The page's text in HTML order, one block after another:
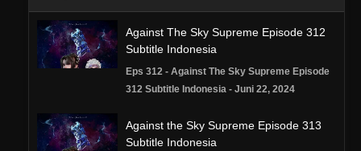
Against The Sky Supreme Episode 312
Subtitle Indonesia
Eps 312 - Against The Sky Supreme Episode
312 Subtitle Indonesia - Juni 22, 2024
Against the Sky Supreme Episode 313
Subtitle Indonesia